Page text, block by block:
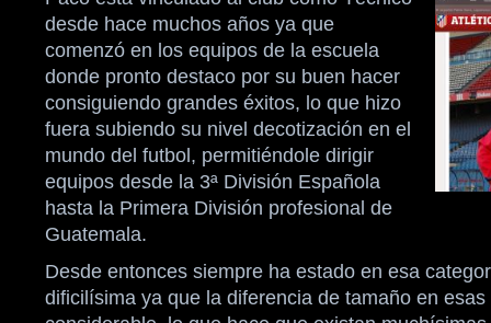
desde hace muchos años ya que
comenzó en los equipos de la escuela
donde pronto destaco por su buen hacer
consiguiendo grandes éxitos, lo que hizo
fuera subiendo su nivel decotización en el
mundo del futbol, permitiéndole dirigir
equipos desde la 3ª División Española
hasta la Primera División profesional de
Guatemala.
Desde entonces siempre ha estado en esa
dificilísima ya que la diferencia de tamaño en